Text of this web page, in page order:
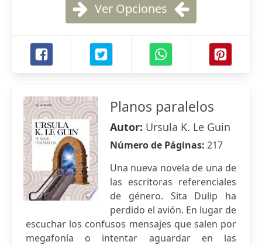
Ver Opciones
Planos paralelos
Autor: Ursula K. Le Guin
Número de Páginas: 217
Una nueva novela de una de
las escritoras referenciales
de género. Sita Dulip ha
perdido el avión. En lugar de
escuchar los confusos mensajes que salen por
megafonía o intentar aguardar en las